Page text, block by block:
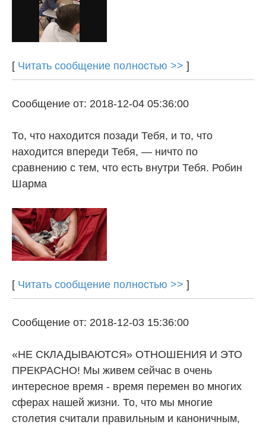
[ Читать сообщение полностью >> ]
Сообщение от: 2018-12-04 05:36:00
То, что находится позади Тебя, и то, что
находится впереди Тебя, — ничто по
сравнению с тем, что есть внутри Тебя. Робин
Шарма
[ Читать сообщение полностью >> ]
Сообщение от: 2018-12-03 15:36:00
«НЕ СКЛАДЫВАЮТСЯ» ОТНОШЕНИЯ И ЭТО
ПРЕКРАСНО! Мы живем сейчас в очень
интересное время - время перемен во многих
сферах нашей жизни. То, что мы многие
столетия считали правильным и каноничным,